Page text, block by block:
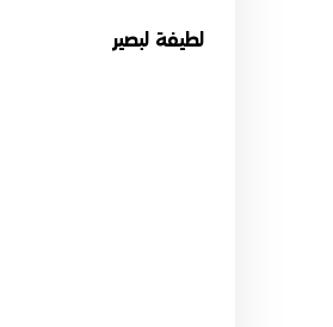
لطيفة لبصير